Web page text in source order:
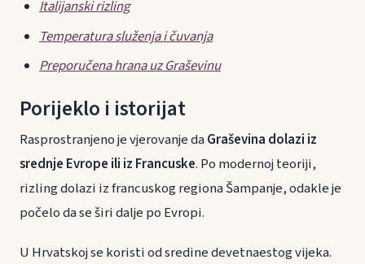
Italijanski rizling
Temperatura služenja i čuvanja
Preporučena hrana uz Graševinu
Porijeklo i istorijat
Rasprostranjeno je vjerovanje daGraševina dolazi iz
srednje Evrope ili iz Francuske. Po modernoj teoriji,
rizling dolazi iz francuskog regiona Šampanje, odakle je
počelo da se širi dalje po Evropi.
U Hrvatskoj se koristi od sredine devetnaestog vijeka.